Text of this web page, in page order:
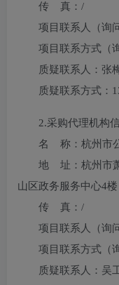
传 真： /
项目联系人（询
项目联系方式（
质疑联系人： 张
质疑联系方式：
2.采购代理机构
名 称： 杭州市
地 址： 杭州市
山区政务服务中心4楼
传 真： /
项目联系人（询
项目联系方式（
质疑联系人： 吴